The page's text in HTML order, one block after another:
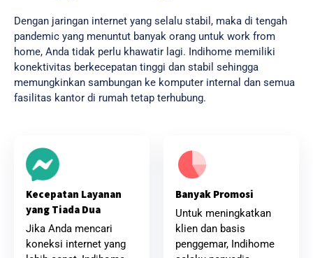
Dengan jaringan internet yang selalu stabil, maka di tengah
pandemic yang menuntut banyak orang untuk work from
home, Anda tidak perlu khawatir lagi. Indihome memiliki
konektivitas berkecepatan tinggi dan stabil sehingga
memungkinkan sambungan ke komputer internal dan semua
fasilitas kantor di rumah tetap terhubung.
Kecepatan Layanan
yang Tiada Dua
Jika Anda mencari
koneksi internet yang
Banyak Promosi
Untuk meningkatkan
klien dan basis
penggemar, Indihome